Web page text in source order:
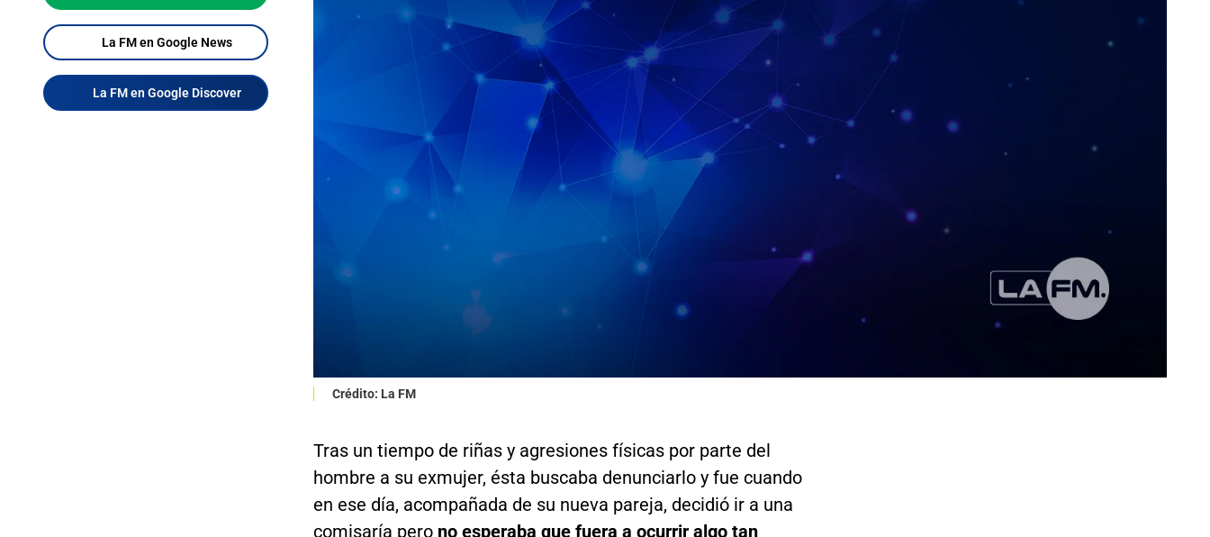
La FM en Google News
La FM en Google Discover
Crédito: La FM
Tras un tiempo de riñas y agresiones físicas por parte del
hombre a su exmujer, ésta buscaba denunciarlo y fue cuando
en ese día, acompañada de su nueva pareja, decidió ir a una
comisaría perono esperaba que fuera a ocurrir algo tan